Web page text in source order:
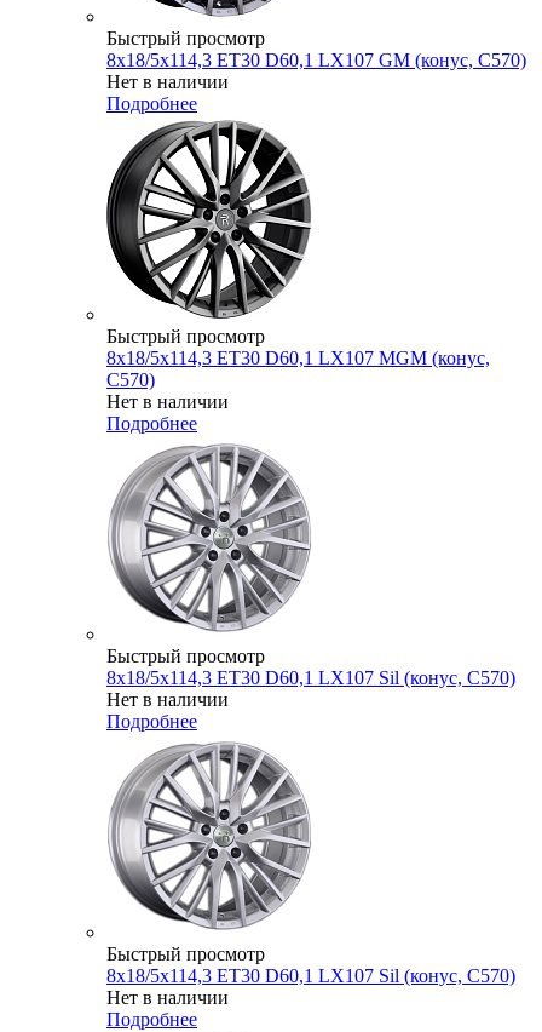
Быстрый просмотр
8x18/5x114,3 ET30 D60,1 LX107 GM (конус, C570)
Нет в наличии
Подробнее
Быстрый просмотр
8x18/5x114,3 ET30 D60,1 LX107 MGM (конус,
C570)
Нет в наличии
Подробнее
Быстрый просмотр
8x18/5x114,3 ET30 D60,1 LX107 Sil (конус, C570)
Нет в наличии
Подробнее
Быстрый просмотр
8x18/5x114,3 ET30 D60,1 LX107 Sil (конус, C570)
Нет в наличии
Подробнее